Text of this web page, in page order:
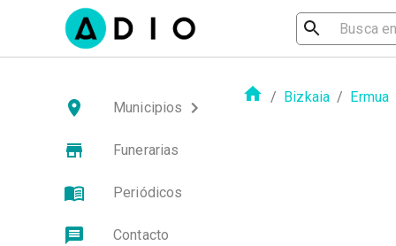
Municipios
Funerarias
Periódicos
Contacto
/ Bizkaia / Ermua